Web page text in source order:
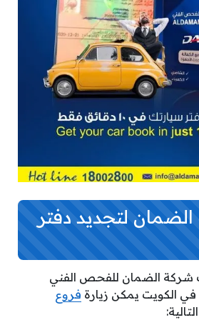
لتجديد دفتر
الضمان للفحص الفني
في الكويت يمكن زيارة فروع